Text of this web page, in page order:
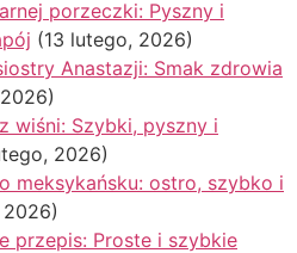
porzeczki: Pyszny i
(13 lutego, 2026)
Anastazji: Smak zdrowia
wiśni: Szybki, pyszny i
2026)
meksykańsku: ostro, szybko i
przepis: Proste i szybkie